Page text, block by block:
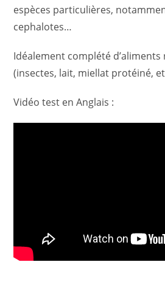
espèces particulières,
cephalotes…
Idéalement complété
(insectes, lait, miellat protéiné,
Vidéo test en Anglais :